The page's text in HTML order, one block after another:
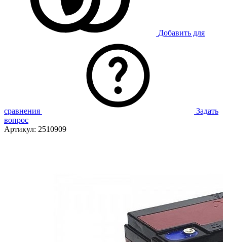
Добавить для
сравнения
Задать
вопрос
Артикул: 2510909